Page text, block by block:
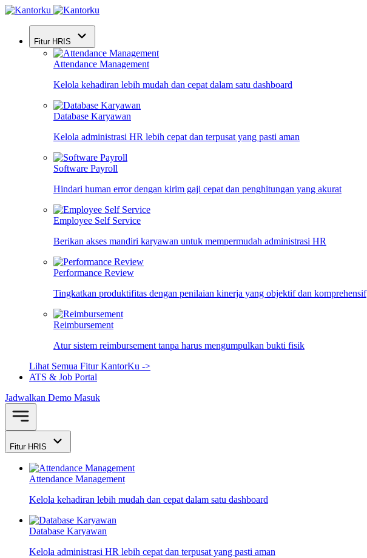
Fitur HRIS
Attendance Management
Kelola kehadiran lebih mudah dan cepat dalam satu dashboard
Database Karyawan
Kelola administrasi HR lebih cepat dan terpusat yang pasti aman
Software Payroll
Hindari human error dengan kirim gaji cepat dan penghitungan yang akurat
Employee Self Service
Berikan akses mandiri karyawan untuk mempermudah administrasi HR
Performance Review
Tingkatkan produktifitas dengan penilaian kinerja yang objektif dan komprehensif
Reimbursement
Atur sistem reimbursement tanpa harus mengumpulkan bukti fisik
Lihat Semua Fitur KantorKu ->
ATS & Job Portal
Jadwalkan Demo Masuk
Fitur HRIS
Attendance Management
Kelola kehadiran lebih mudah dan cepat dalam satu dashboard
Database Karyawan
Kelola administrasi HR lebih cepat dan terpusat yang pasti aman